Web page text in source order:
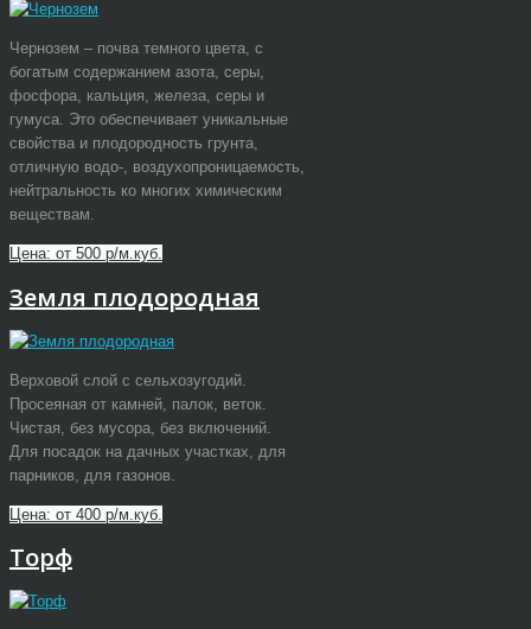
Чернозем – почва темного цвета, с
богатым содержанием азота, серы,
фосфора, кальция, железа, серы и
гумуса. Это обеспечивает уникальные
свойства и плодородность грунта,
отличную водо-, воздухопроницаемость,
нейтральность ко многих химическим
веществам.
Цена: от 500 р/м.куб.
Земля плодородная
Верховой слой с сельхозугодий.
Просеяная от камней, палок, веток.
Чистая, без мусора, без включений.
Для посадок на дачных участках, для
парников, для газонов.
Цена: от 400 р/м.куб.
Торф